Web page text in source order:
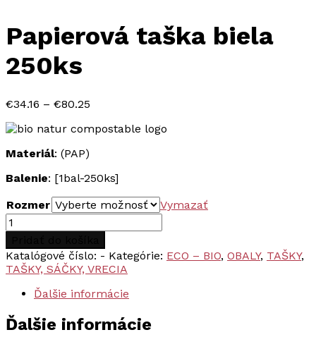
Papierová taška biela
250ks
€34.16 – €80.25
€34.16
Materiál: (PAP)
Balenie: [1bal-250ks]
Rozmer
Vymazať
množstvo
Papierová
taška
biela
250ks
Katalógové číslo: - Kategórie: ECO – BIO, OBALY, TAŠKY,
TAŠKY, SÁČKY, VRECIA
Ďalšie informácie
Ďalšie informácie